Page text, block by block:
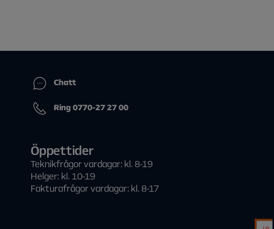
Chatt
Ring 0770-27 27 00
Öppettider
Teknikfrågor vardagar: kl. 8-19
Helger: kl. 10-19
Fakturafrågor vardagar: kl. 8-17